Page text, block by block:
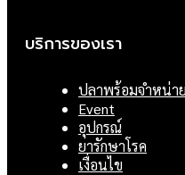
บริการของเรา
ปลาพร้อมจำหน่าย
Event
อุปกรณ์
ยารักษาโรค
เงื่อนไข